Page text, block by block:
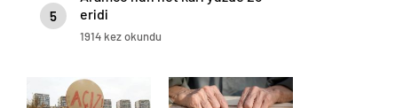
5
eridi
1914 kez okundu